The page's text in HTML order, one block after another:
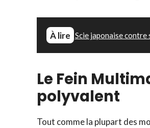
À lire Scie japonaise contre
Le Fein
polyvalent
Tout comme la plupart des